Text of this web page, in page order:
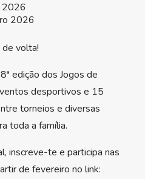
2026
2026
volta!
edição dos Jogos de
desportivos e 15
torneios e diversas
toda a família.
inscreve-te e participa nas
de fevereiro no link: